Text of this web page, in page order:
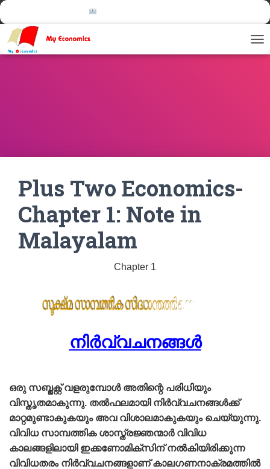
Plus Two Economics-
Chapter 1: Note in
Malayalam
Chapter 1
നിര്‍വ്വചനങ്ങള്‍
ഒരു സബ്ജക്റ്റ്‌ വളരുമ്പോള്‍ അതിന്റെ പരിധിയും
വിസ്തൃതമാകുന്നു. തല്‍ഫലമായി നിര്‍വ്വചനങ്ങള്‍ക്ക്‌
മാറ്റമുണ്ടാകുകയും അവ വിശാലമാകുകയും ചെയ്യുന്നു.
വിവിധ സാമ്പത്തിക ശാസ്ത്രജ്ഞന്മാര്‍ വിവിധ
കാലങ്ങളിലായി ഇക്കണോമിക്സിന്‌ നൽകിയിരിക്കുന്ന
വിവിധതരം നിര്‍വ്വചനങ്ങളാണ്‌ കാലഗണനാക്രമത്തില്‍